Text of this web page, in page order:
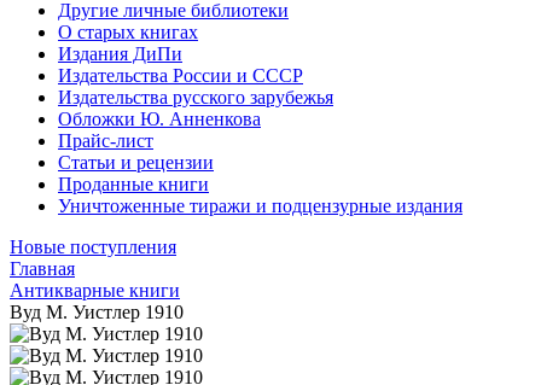
Другие личные библиотеки
О старых книгах
Издания ДиПи
Издательства России и СССР
Издательства русского зарубежья
Обложки Ю. Анненкова
Прайс-лист
Статьи и рецензии
Проданные книги
Уничтоженные тиражи и подцензурные издания
Новые поступления
Главная
Антикварные книги
Вуд М. Уистлер 1910